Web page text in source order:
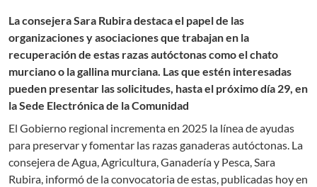
La consejera Sara Rubira destaca el papel de las
organizaciones y asociaciones que trabajan en la
recuperación de estas razas autóctonas como el chato
murciano o la gallina murciana. Las que estén interesadas
pueden presentar las solicitudes, hasta el próximo día 29, en
la Sede Electrónica de la Comunidad
El Gobierno regional incrementa en 2025 la línea de ayudas
para preservar y fomentar las razas ganaderas autóctonas. La
consejera de Agua, Agricultura, Ganadería y Pesca, Sara
Rubira, informó de la convocatoria de estas, publicadas hoy en